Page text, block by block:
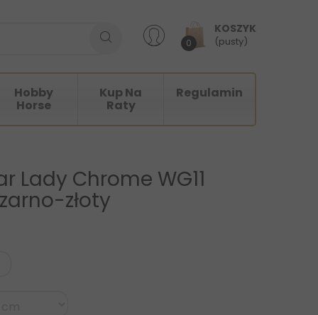
KOSZYK
0 (pusty)
Hobby
Horse
Kup Na
Raty
Regulamin
Lady Chrome WG11
złoty